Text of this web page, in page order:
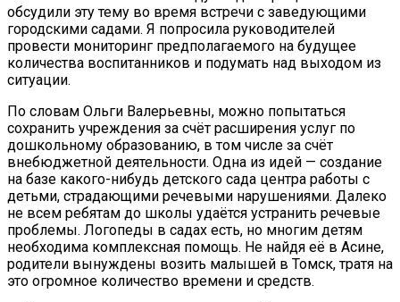
обсудили эту тему во время встречи с заведующими
городскими садами. Я попросила руководителей
провести мониторинг предполагаемого на будущее
количества воспитанников и подумать над выходом из
ситуации.
По словам Ольги Валерьевны, можно попытаться
сохранить учреждения за счёт расширения услуг по
дошкольному образованию, в том числе за счёт
внебюджетной деятельности. Одна из идей — создание
на базе какого-нибудь детского сада центра работы с
детьми, страдающими речевыми нарушениями. Далеко
не всем ребятам до школы удаётся устранить речевые
проблемы. Логопеды в садах есть, но многим детям
необходима комплексная помощь. Не найдя её в Асине,
родители вынуждены возить малышей в Томск, тратя на
это огромное количество времени и средств.